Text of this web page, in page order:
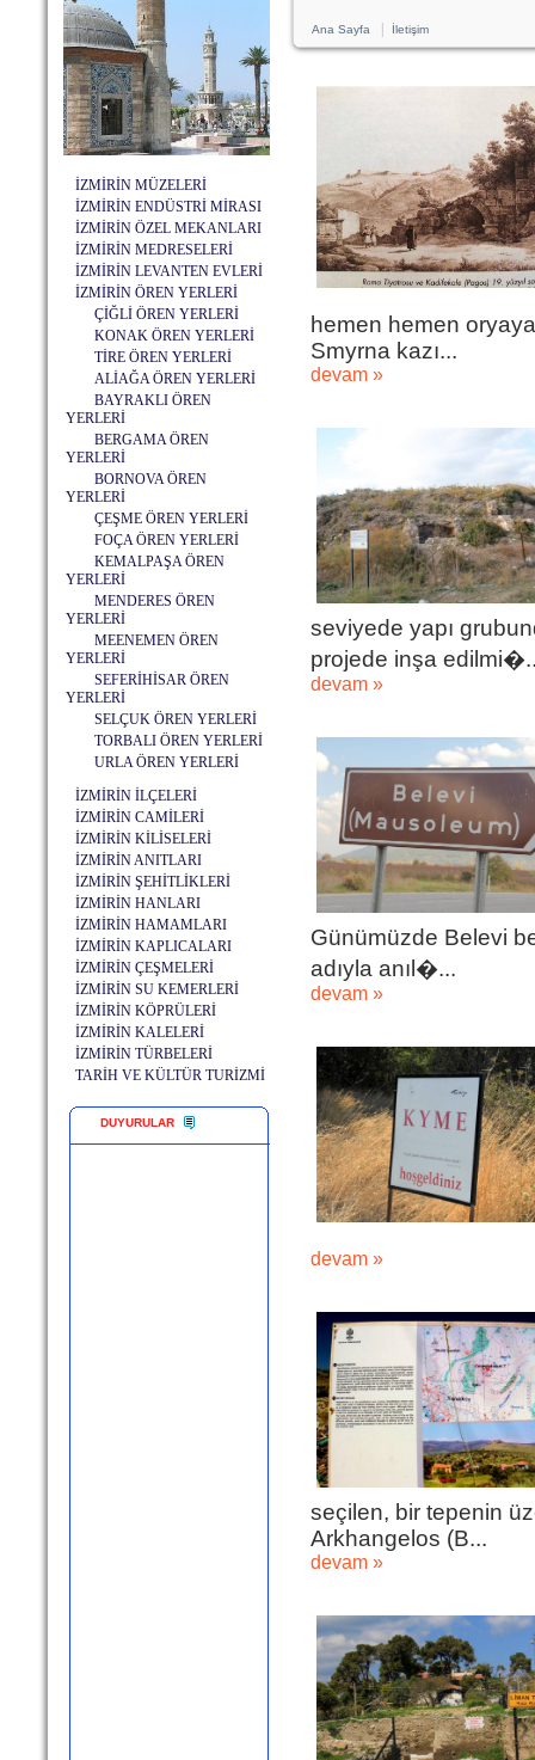
İZMİRİN MÜZELERİ
İZMİRİN ENDÜSTRİ MİRASI
İZMİRİN ÖZEL MEKANLARI
İZMİRİN MEDRESELERİ
İZMİRİN LEVANTEN EVLERİ
İZMİRİN ÖREN YERLERİ
ÇİĞLİ ÖREN YERLERİ
KONAK ÖREN YERLERİ
TİRE ÖREN YERLERİ
ALİAĞA ÖREN YERLERİ
BAYRAKLI ÖREN
YERLERİ
BERGAMA ÖREN
YERLERİ
BORNOVA ÖREN
YERLERİ
ÇEŞME ÖREN YERLERİ
FOÇA ÖREN YERLERİ
KEMALPAŞA ÖREN
YERLERİ
MENDERES ÖREN
YERLERİ
MEENEMEN ÖREN
YERLERİ
SEFERİHİSAR ÖREN
YERLERİ
SELÇUK ÖREN YERLERİ
TORBALI ÖREN YERLERİ
URLA ÖREN YERLERİ
İZMİRİN İLÇELERİ
İZMİRİN CAMİLERİ
İZMİRİN KİLİSELERİ
İZMİRİN ANITLARI
İZMİRİN ŞEHİTLİKLERİ
İZMİRİN HANLARI
İZMİRİN HAMAMLARI
İZMİRİN KAPLICALARI
İZMİRİN ÇEŞMELERİ
İZMİRİN SU KEMERLERİ
İZMİRİN KÖPRÜLERİ
İZMİRİN KALELERİ
İZMİRİN TÜRBELERİ
TARİH VE KÜLTÜR TURİZMİ
DUYURULAR
Ana Sayfa| İletişim
hemen hemen
Smyrna kazı...
devam »
seviyede yapı
projede inşa
devam »
Günümüzde Belevi
adıyla anıl�...
devam »
devam »
seçilen, bir tepenin
Arkhangelos (B...
devam »